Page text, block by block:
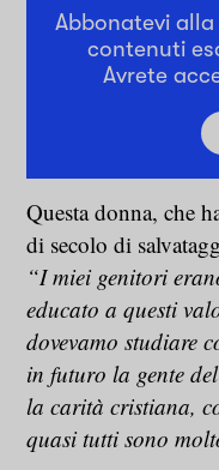
Abbonatevi
contenuti
Avrete
Questa donna, che
di secolo di
“I miei genitori
educato a questi
dovevamo studiare
in futuro la gente
la carità cristiana,
quasi tutti sono